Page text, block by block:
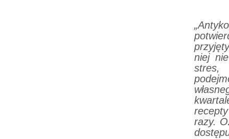
niej
stres,
razy.